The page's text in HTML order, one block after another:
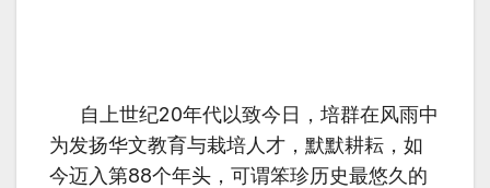
自上世纪20年代以致今日，培群在风雨中
为发扬华文教育与栽培人才，默默耕耘，如
今迈入第88个年头，可谓笨珍历史最悠久的